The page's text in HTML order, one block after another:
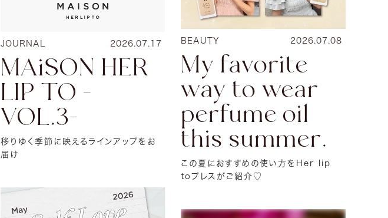
JOURNAL 2026.07.17
MAiSON HER
LIP TO -
VOL.3-
移りゆく季節に映えるラインアップをお
届け
BEAUTY 2026.07.08
My favorite
way to wear
perfume oil
this summer.
この夏におすすめの使い方をHer lip
toプレスがご紹介♡